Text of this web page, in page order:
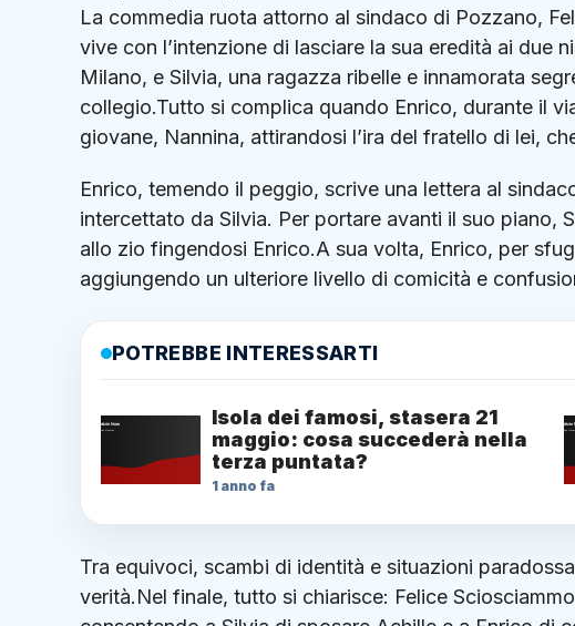
La commedia ruota attorno al sindaco di Pozzano,
vive con l’intenzione di lasciare la sua eredità ai due
Milano, e Silvia, una ragazza ribelle e innamorata
collegio.Tutto si complica quando Enrico, durante il
giovane, Nannina, attirandosi l’ira del fratello di lei,
Enrico, temendo il peggio, scrive una lettera al
intercettato da Silvia. Per portare avanti il suo piano,
allo zio fingendosi Enrico.A sua volta, Enrico, per
aggiungendo un ulteriore livello di comicità e
POTREBBE INTERESSARTI
Isola dei famosi, stasera 21
maggio: cosa succederà nella
terza puntata?
1 anno fa
Tra equivoci, scambi di identità e situazioni
verità.Nel finale, tutto si chiarisce: Felice